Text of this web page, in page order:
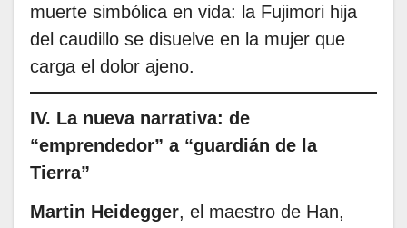
muerte simbólica en vida: la Fujimori hija
del caudillo se disuelve en la mujer que
carga el dolor ajeno.
IV. La nueva narrativa: de
“emprendedor” a “guardián de la
Tierra”
Martin Heidegger, el maestro de Han,